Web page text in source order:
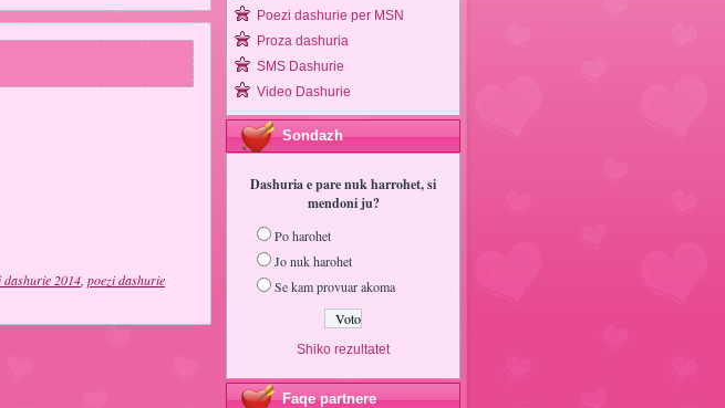
dashurie 2014 poezi dashurie
Poezi dashurie per MSN
Proza dashuria
SMS Dashurie
Video Dashurie
Sondazh
Dashuria e pare nuk harrohet, si
mendoni ju?
Po harohet
Jo nuk harohet
Se kam provuar akoma
Shiko rezultatet
Faqe partnere